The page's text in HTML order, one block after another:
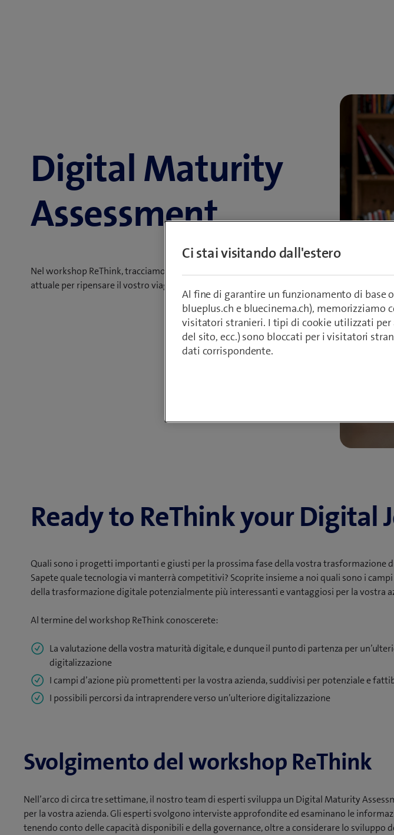
Digital Maturity
Assessment
Nel workshop ReThink, tracciamo un bilancio della vostra situazione
attuale per ripensare il vostro viaggio verso il digitale.
Ready to ReThink your Digital
Quali sono i progetti importanti e giusti per la prossima fase della vostra trasformazione
Sapete quale tecnologia vi manterrà competitivi? Scoprite insieme a noi quali sono i campi
della trasformazione digitale potenzialmente più interessanti e vantaggiosi per la vostra
Al termine del workshop ReThink conoscerete:
La valutazione della vostra maturità digitale, e dunque il punto di partenza per
digitalizzazione
I campi d’azione più promettenti per la vostra azienda, suddivisi per potenziale e
I possibili percorsi da intraprendere verso un’ulteriore digitalizzazione
Svolgimento del workshop ReThink
Nell’arco di circa tre settimane, il nostro team di esperti sviluppa un Digital Maturity
per la vostra azienda. Gli esperti svolgono interviste approfondite ed esaminano le
tenendo conto delle capacità disponibili e della governance, oltre a considerare lo sviluppo
Ci stai visitando dall'estero
Al fine di garantire un funzionamento di base
blueplus.ch e bluecinema.ch), memorizziamo
visitatori stranieri. I tipi di cookie utilizzati
del sito, ecc.) sono bloccati per i visitatori
dati corrispondente.